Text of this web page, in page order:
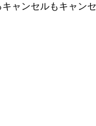
ャンセルもキャン